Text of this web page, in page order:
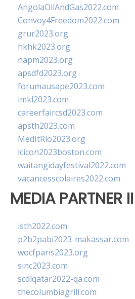
AngolaOilAndGas2022.com
Convoy4Freedom2022.com
grur2023.org
hkhk2023.org
napm2023.org
apsdfd2023.org
forumausape2023.com
imkl2023.com
careerfaircsd2023.com
apsth2023.com
MedItRio2023.org
lcicon2023boston.com
waitangidayfestival2022.com
vacancesscolaires2022.com
MEDIA PARTNER II
isth2022.com
p2b2pabi2023-makassar.com
wocfparis2023.org
sinc2023.com
scdlqatar2022-qa.com
thecolumbiagrill.com